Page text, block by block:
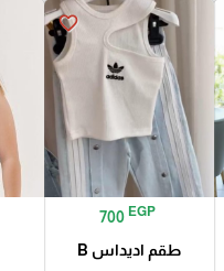
favorite_border
700 EGP
طقم اديداس B